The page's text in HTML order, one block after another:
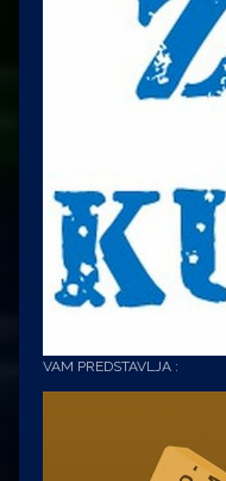
VAM PREDSTAVLJA :